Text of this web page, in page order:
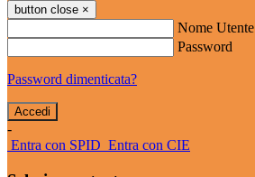
button close ×
Nome Utente
Password
Password dimenticata?
-
Entra con SPID Entra con CIE